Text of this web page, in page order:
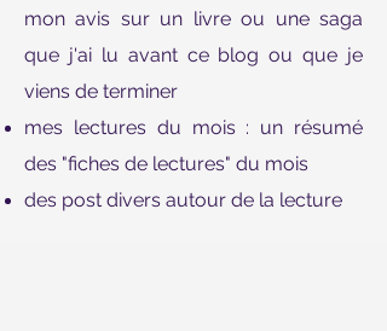
mon avis sur un livre ou une saga
que j'ai lu avant ce blog ou que je
viens de terminer
mes lectures du mois : un résumé
des "fiches de lectures" du mois
des post divers autour de la lecture